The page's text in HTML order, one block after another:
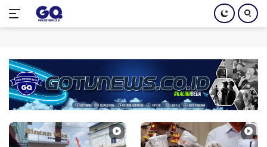
konten